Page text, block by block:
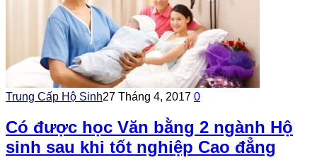
Trung Cấp Hộ Sinh27 Tháng 4, 2017 0
Có được học Văn bằng 2 ngành Hộ
sinh sau khi tốt nghiệp Cao đẳng